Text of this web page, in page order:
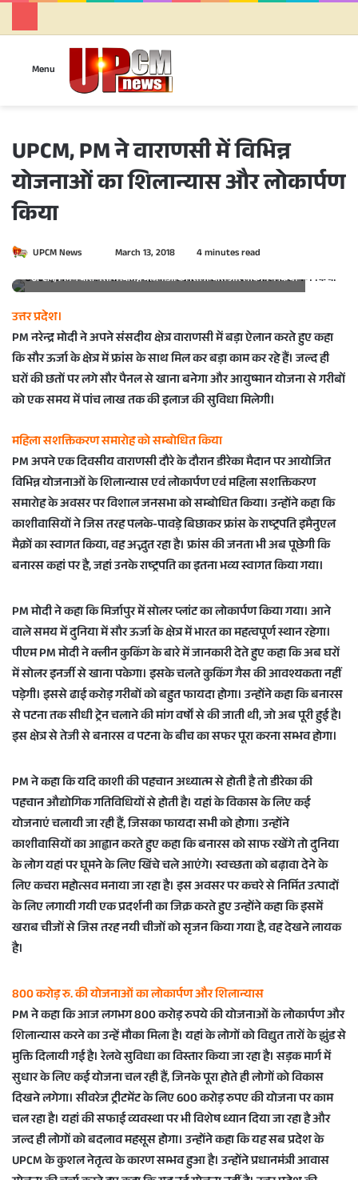
Menu
UPCM, PM ने वाराणसी में विभिन्न
योजनाओं का शिलान्यास और लोकार्पण
किया
UPCM News
n
a
n
e
a
l
March 13, 2018
4 minutes read
UPCM, PM ने वाराणसी में विभिन्न योजनाओं का शिलान्यास और लोकार्पण किया
उत्तर प्रदेश।
PM नरेन्द्र मोदी ने अपने संसदीय क्षेत्र वाराणसी में बड़ा ऐलान करते हुए कहा
कि सौर ऊर्जा के क्षेत्र में फ्रांस के साथ मिल कर बड़ा काम कर रहे हैं। जल्द ही
घरों की छतों पर लगे सौर पैनल से खाना बनेगा और आयुष्मान योजना से गरीबों
को एक समय में पांच लाख तक की इलाज की सुविधा मिलेगी।
महिला सशक्तिकरण समारोह को सम्बोधित किया
PM अपने एक दिवसीय वाराणसी दौरे के दौरान डीरेका मैदान पर आयोजित
विभिन्न योजनाओं के शिलान्यास एवं लोकार्पण एवं महिला सशक्तिकरण
समारोह के अवसर पर विशाल जनसभा को सम्बोधित किया। उन्होंने कहा कि
काशीवासियों ने जिस तरह पलके-पावड़े बिछाकर फ्रांस के राष्ट्रपति इमैनुएल
मैक्रों का स्वागत किया, वह अद्भुत रहा है। फ्रांस की जनता भी अब पूछेगी कि
बनारस कहां पर है, जहां उनके राष्ट्रपति का इतना भव्य स्वागत किया गया।
PM मोदी ने कहा कि मिर्जापुर में सोलर प्लांट का लोकार्पण किया गया। आने
वाले समय में दुनिया में सौर ऊर्जा के क्षेत्र में भारत का महत्वपूर्ण स्थान रहेगा।
पीएम PM मोदी ने क्लीन कुकिंग के बारे में जानकारी देते हुए कहा कि अब घरों
में सोलर इनर्जी से खाना पकेगा। इसके चलते कुकिंग गैस की आवश्यकता नहीं
पड़ेगी। इससे ढाई करोड़ गरीबों को बहुत फायदा होगा। उन्होंने कहा कि बनारस
से पटना तक सीधी ट्रेन चलाने की मांग वर्षों से की जाती थी, जो अब पूरी हुई है।
इस क्षेत्र से तेजी से बनारस व पटना के बीच का सफर पूरा करना सम्भव होगा।
PM ने कहा कि यदि काशी की पहचान अध्यात्म से होती है तो डीरेका की
पहचान औद्योगिक गतिविधियों से होती है। यहां के विकास के लिए कई
योजनाएं चलायी जा रही हैं, जिसका फायदा सभी को होगा। उन्होंने
काशीवासियों का आह्वान करते हुए कहा कि बनारस को साफ रखेंगे तो दुनिया
के लोग यहां पर घूमने के लिए खिंचे चले आएंगे। स्वच्छता को बढ़ावा देने के
लिए कचरा महोत्सव मनाया जा रहा है। इस अवसर पर कचरे से निर्मित उत्पादों
के लिए लगायी गयी एक प्रदर्शनी का जिक्र करते हुए उन्होंने कहा कि इसमें
खराब चीजों से जिस तरह नयी चीजों को सृजन किया गया है, वह देखने लायक
है।
800 करोड़ रु. की योजनाओं का लोकार्पण और शिलान्यास
PM ने कहा कि आज लगभग 800 करोड़ रुपये की योजनाओं के लोकार्पण और
शिलान्यास करने का उन्हें मौका मिला है। यहां के लोगों को विद्युत तारों के झुंड से
मुक्ति दिलायी गई है। रेलवे सुविधा का विस्तार किया जा रहा है। सड़क मार्ग में
सुधार के लिए कई योजना चल रही हैं, जिनके पूरा होते ही लोगों को विकास
दिखने लगेगा। सीवरेज ट्रीटमेंट के लिए 600 करोड़ रुपए की योजना पर काम
चल रहा है। यहां की सफाई व्यवस्था पर भी विशेष ध्यान दिया जा रहा है और
जल्द ही लोगों को बदलाव महसूस होगा। उन्होंने कहा कि यह सब प्रदेश के
UPCM के कुशल नेतृत्व के कारण सम्भव हुआ है। उन्होंने प्रधानमंत्री आवास